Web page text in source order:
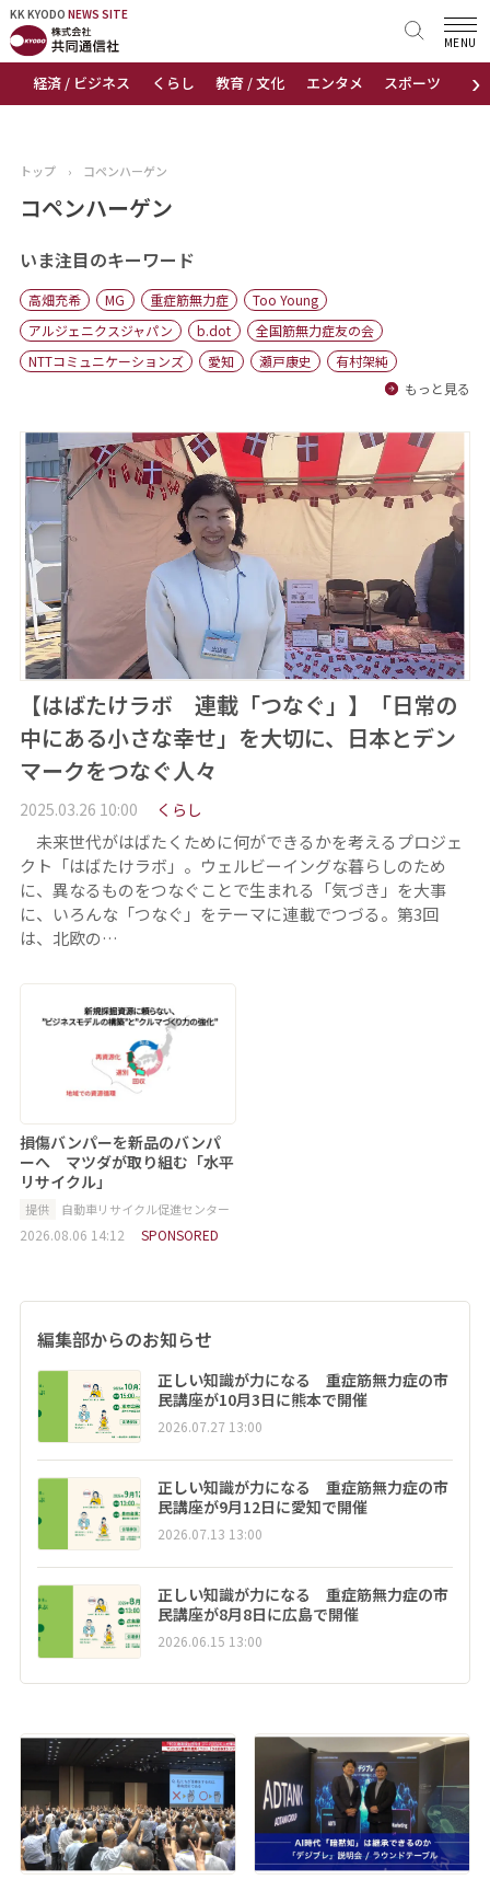
KK KYODO NEWS SITE
›
経済 / ビジネス くらし 教育 / 文化 エンタメ スポーツ 地域
MENU
KK KYODONEWS SITE
トップページ
ニュース
おすすめコンテンツ
出版物
会社概要
トップ › コペンハーゲン
コペンハーゲン
いま注目のキーワード
高畑充希 MG 重症筋無力症
Too Young
アルジェニクスジャパン
b.dot
全国筋無力症友の会
NTTコミュニケーションズ
愛知 瀬戸康史
有村架純
もっと見る
【はばたけラボ 連載「つなぐ」】「日常の
中にある小さな幸せ」を大切に、日本とデン
マークをつなぐ人々
2025.03.26 10:00 くらし
未来世代がはばたくために何ができるかを考えるプロジェ
クト「はばたけラボ」。ウェルビーイングな暮らしのため
に、異なるものをつなぐことで生まれる「気づき」を大事
に、いろんな「つなぐ」をテーマに連載でつづる。第3回
は、北欧の…
損傷バンパーを新品のバンパ
ーへ マツダが取り組む「水平
リサイクル」
提供 自動車リサイクル促進センター
2026.08.06 14:12 SPONSORED
編集部からのお知らせ
正しい知識が力になる 重症筋無力症の市
民講座が10月3日に熊本で開催
2026.07.27 13:00
正しい知識が力になる 重症筋無力症の市
民講座が9月12日に愛知で開催
2026.07.13 13:00
正しい知識が力になる 重症筋無力症の市
民講座が8月8日に広島で開催
2026.06.15 13:00